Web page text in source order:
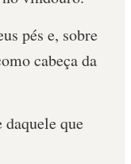
pés e, sobre
cabeça da
que